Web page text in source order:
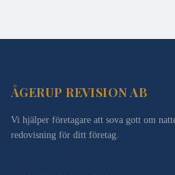
ÅGERUP REVISION AB
Vi hjälper företagare att sova gott om
redovisning för ditt företag.